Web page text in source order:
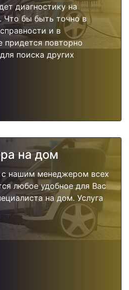
диагностику на
Что бы быть точно в
и в
повторно
поиска других
на дом
нашим менеджером всех
любое удобное для Вас
на дом. Услуга